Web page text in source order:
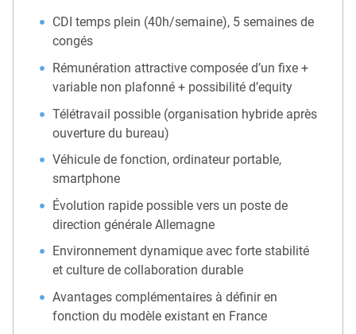
CDI temps plein (40h/semaine), 5 semaines de
congés
Rémunération attractive composée d’un fixe +
variable non plafonné + possibilité d’equity
Télétravail possible (organisation hybride après
ouverture du bureau)
Véhicule de fonction, ordinateur portable,
smartphone
Évolution rapide possible vers un poste de
direction générale Allemagne
Environnement dynamique avec forte stabilité
et culture de collaboration durable
Avantages complémentaires à définir en
fonction du modèle existant en France